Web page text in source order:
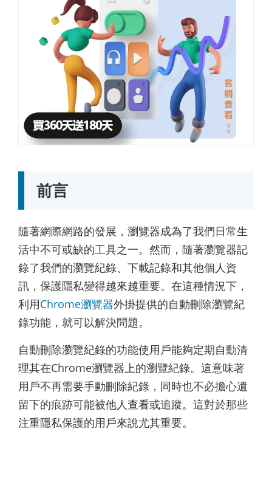
前言
隨著網際網路的發展，瀏覽器成為了我們日常生
活中不可或缺的工具之一。然而，隨著瀏覽器記
錄了我們的瀏覽紀錄、下載記錄和其他個人資
訊，保護隱私變得越來越重要。在這種情況下，
利用Chrome瀏覽器外掛提供的自動刪除瀏覽紀
錄功能，就可以解決問題。
自動刪除瀏覽紀錄的功能使用戶能夠定期自動清
理其在Chrome瀏覽器上的瀏覽紀錄。這意味著
用戶不再需要手動刪除紀錄，同時也不必擔心遺
留下的痕跡可能被他人查看或追蹤。這對於那些
注重隱私保護的用戶來說尤其重要。